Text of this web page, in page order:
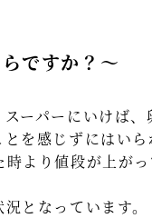
ですか？～
ーパーにいけば、
を感じずにはいら
より値段が上が
となっています。